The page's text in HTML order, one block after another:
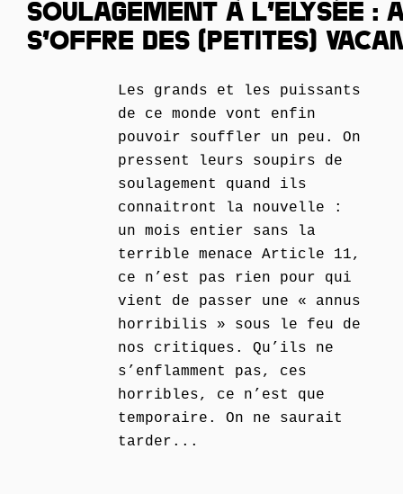
SOULAGEMENT À L’ELYSÉE :
S’OFFRE DES (PETITES)
Les grands et les puissants
de ce monde vont enfin
pouvoir souffler un peu. On
pressent leurs soupirs de
soulagement quand ils
connaitront la nouvelle :
un mois entier sans la
terrible menace Article 11,
ce n’est pas rien pour qui
vient de passer une « annus
horribilis » sous le feu de
nos critiques. Qu’ils ne
s’enflamment pas, ces
horribles, ce n’est que
temporaire. On ne saurait
tarder...